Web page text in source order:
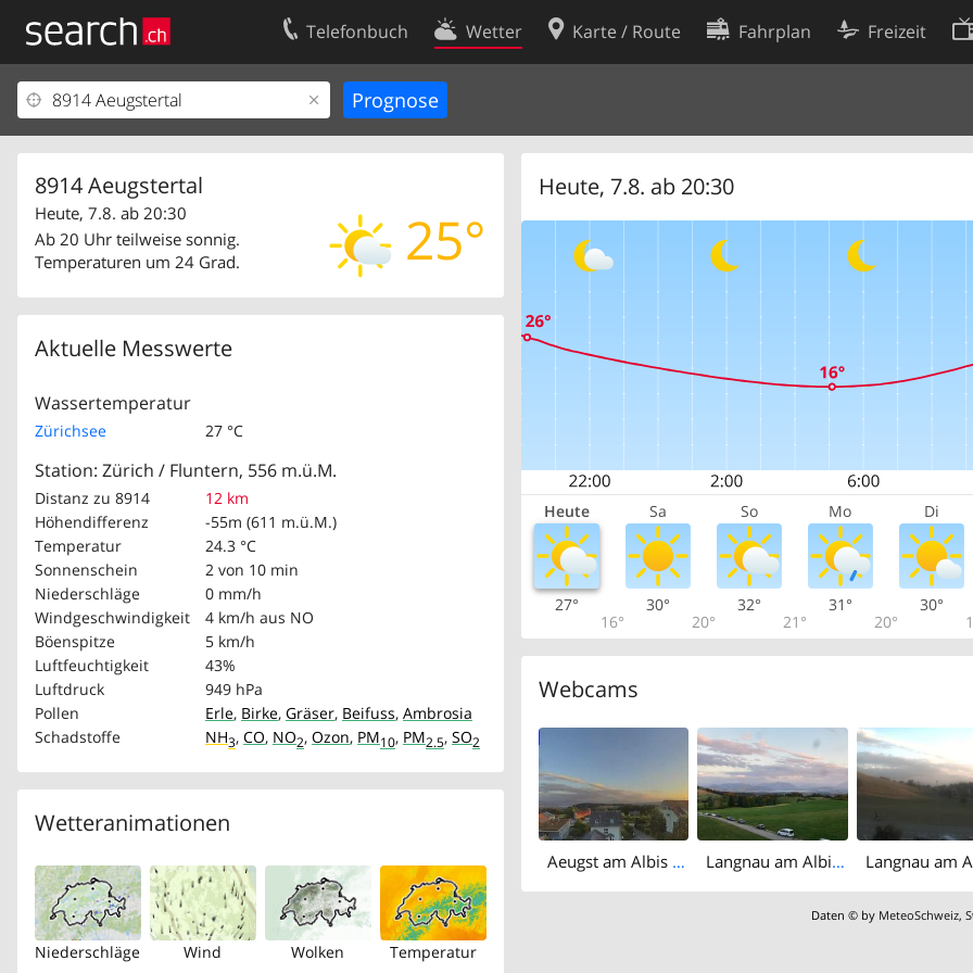
Telefonbuch Wetter Karte / Route Fahrplan Freizeit
8914 Aeugstertal
25°
Heute, 7.8. ab 20:30
Ab 20 Uhr teilweise sonnig.
Temperaturen um 24 Grad.
Aktuelle Messwerte
Wassertemperatur
Zürichsee 27 °C
Station: Zürich / Fluntern, 556 m.ü.M.
Distanz zu 8914
12 km
Höhendifferenz
-55m (611 m.ü.M.)
Temperatur
24.3 °C
Sonnenschein
2 von 10 min
Niederschläge
0 mm/h
Windgeschwindigkeit
4 km/h aus NO
Böenspitze
5 km/h
Luftfeuchtigkeit
43%
Luftdruck
949 hPa
Pollen
Erle, Birke, Gräser, Beifuss, Ambrosia
Schadstoffe
NH3, CO, NO2, Ozon, PM10, PM2.5, SO2
Wetteranimationen
Niederschläge Wind Wolken Temperatur
Heute, 7.8. ab 20:30
Heute Sa So Mo Di
27°
16°
30°
20°
32°
21°
31°
20°
30°
Webcams
Aeugst am Albis › South: Rigi - Mount Pilatus Langnau am Albis › South-west: Naturfreundeweg 8 - Rigi - Mount Pilatus - Eiger - Mönch - Jungfrau
Daten © by MeteoSchweiz,
Ihr Eintrag
Kundencenter Geschäftskunden
Kontakt
Nutzungsbedingungen
Cookie-Einstellungen